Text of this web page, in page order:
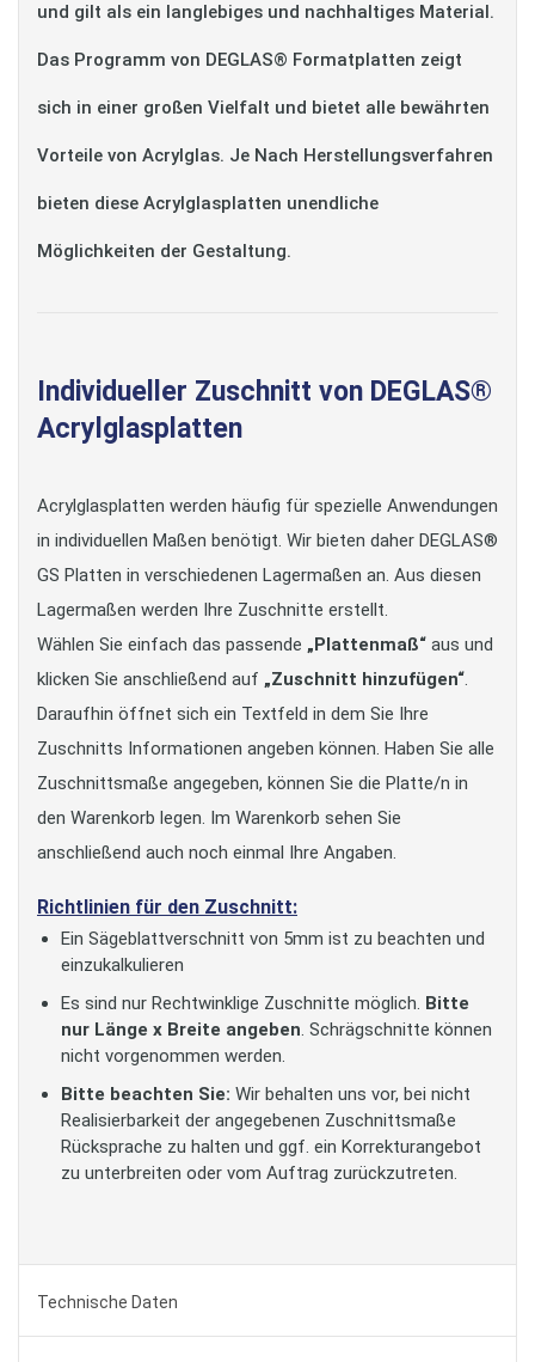
und gilt als ein langlebiges und nachhaltiges Material.
Das Programm von DEGLAS® Formatplatten zeigt
sich in einer großen Vielfalt und bietet alle bewährten
Vorteile von Acrylglas. Je Nach Herstellungsverfahren
bieten diese Acrylglasplatten unendliche
Möglichkeiten der Gestaltung.
Individueller Zuschnitt von DEGLAS®
Acrylglasplatten
Acrylglasplatten werden häufig für spezielle Anwendungen
in individuellen Maßen benötigt. Wir bieten daher DEGLAS®
GS Platten in verschiedenen Lagermaßen an. Aus diesen
Lagermaßen werden Ihre Zuschnitte erstellt.
Wählen Sie einfach das passende „Plattenmaß“ aus und
klicken Sie anschließend auf „Zuschnitt hinzufügen“.
Daraufhin öffnet sich ein Textfeld in dem Sie Ihre
Zuschnitts Informationen angeben können. Haben Sie alle
Zuschnittsmaße angegeben, können Sie die Platte/n in
den Warenkorb legen. Im Warenkorb sehen Sie
anschließend auch noch einmal Ihre Angaben.
Richtlinien für den Zuschnitt:
Ein Sägeblattverschnitt von 5mm ist zu beachten und
einzukalkulieren
Es sind nur Rechtwinklige Zuschnitte möglich. Bitte
nur Länge x Breite angeben. Schrägschnitte können
nicht vorgenommen werden.
Bitte beachten Sie: Wir behalten uns vor, bei nicht
Realisierbarkeit der angegebenen Zuschnittsmaße
Rücksprache zu halten und ggf. ein Korrekturangebot
zu unterbreiten oder vom Auftrag zurückzutreten.
Technische Daten